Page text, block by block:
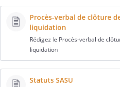
Procès-verbal de clôture
liquidation
Rédigez le Procès-verbal de
liquidation
Statuts SASU